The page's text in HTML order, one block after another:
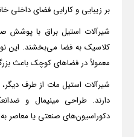
بر زیبایی و کارایی فضای داخلی
شیرآلات استیل براق با پوشش
کلاسیک به فضا می‌بخشند. این
معمولاً در فضاهای کوچک باعث
شیرآلات استیل مات از طرف
دارند. طراحی مینیمال و
دکوراسیون‌های صنعتی یا معاصر